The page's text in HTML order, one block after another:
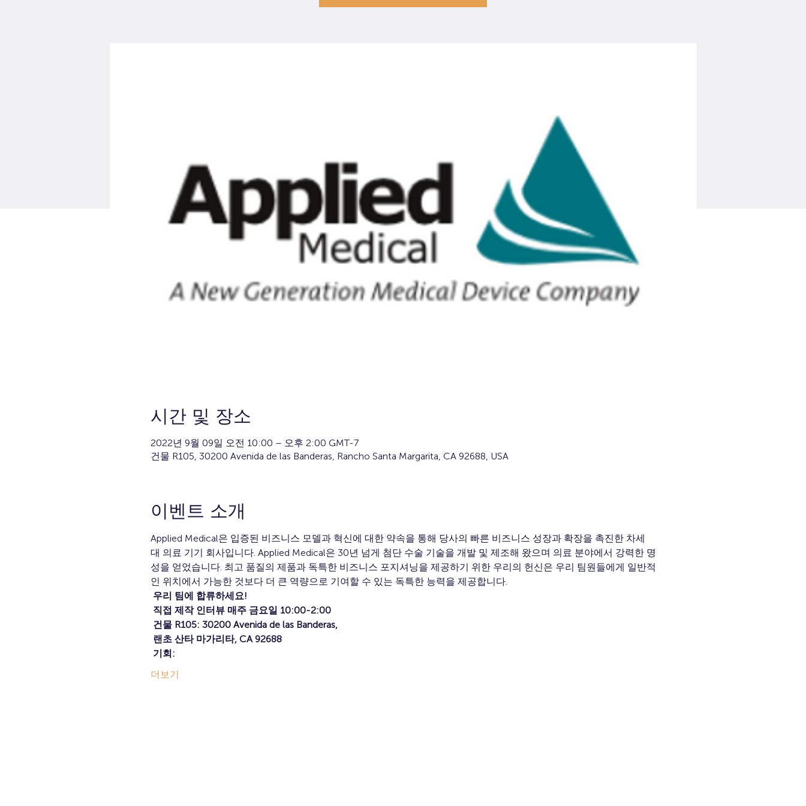
시간 및 장소
2022년 9월 09일 오전 10:00 – 오후 2:00 GMT-7
건물 R105, 30200 Avenida de las Banderas, Rancho Santa Margarita, CA 92688, USA
이벤트 소개
Applied Medical은 입증된 비즈니스 모델과 혁신에 대한 약속을 통해 당사의 빠른 비즈니스 성장과 확장을 촉진한 차세
대 의료 기기 회사입니다. Applied Medical은 30년 넘게 첨단 수술 기술을 개발 및 제조해 왔으며 의료 분야에서 강력한 명
성을 얻었습니다. 최고 품질의 제품과 독특한 비즈니스 포지셔닝을 제공하기 위한 우리의 헌신은 우리 팀원들에게 일반적
인 위치에서 가능한 것보다 더 큰 역량으로 기여할 수 있는 독특한 능력을 제공합니다.
우리 팀에 합류하세요!
직접 제작 인터뷰 매주 금요일 10:00-2:00
건물 R105: 30200 Avenida de las Banderas,
랜초 산타 마가리타, CA 92688
기회:
더보기